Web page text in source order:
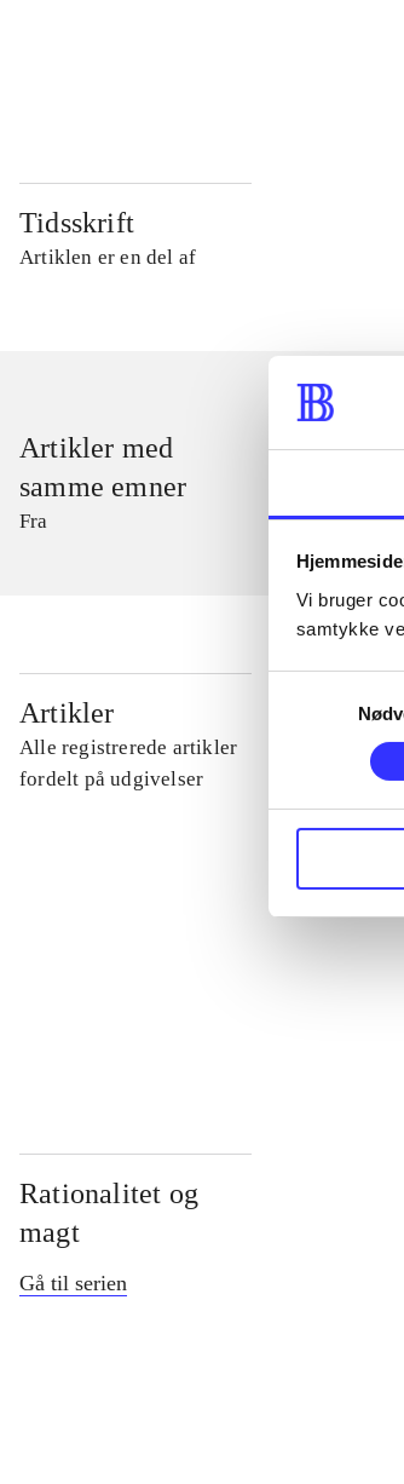
Vi bruger
samtykke
Tidsskrift
Artiklen er en del af
Artikler med
samme emner
Fra
Artikler
Alle registrerede artikler
fordelt på udgivelser
Rationalitet og
magt
Gå til serien